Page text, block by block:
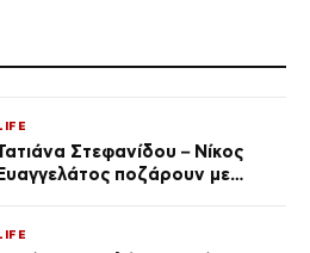
Στεφανίδου – Νίκος
ποζάρουν με